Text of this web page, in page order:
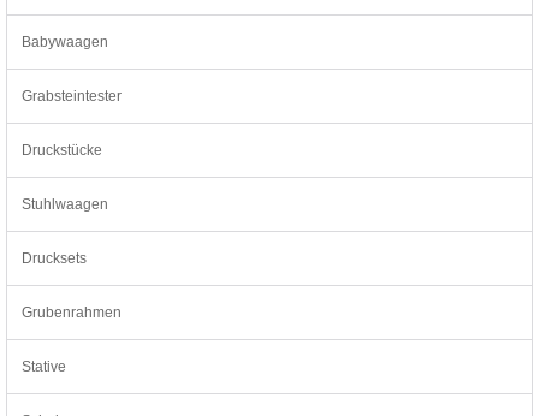
Babywaagen
Grabsteintester
Druckstücke
Stuhlwaagen
Drucksets
Grubenrahmen
Stative